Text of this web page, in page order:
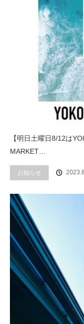
【明日土曜日8/12は
MARKET…
お知らせ